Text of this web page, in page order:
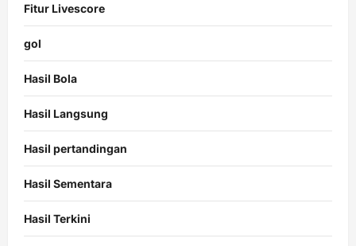
Fitur Livescore
gol
Hasil Bola
Hasil Langsung
Hasil pertandingan
Hasil Sementara
Hasil Terkini